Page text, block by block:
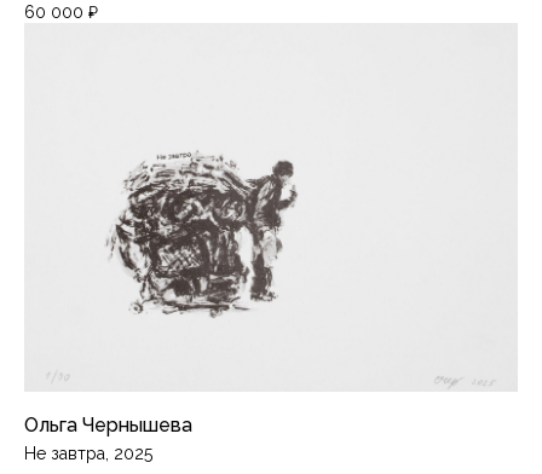
60 000 ₽
Ольга Чернышева
Не завтра, 2025